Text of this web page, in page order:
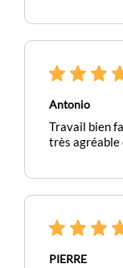
Antonio
Travail bien
très agréable
PIERRE